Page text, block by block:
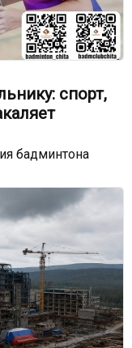
спорт,
бадминтона